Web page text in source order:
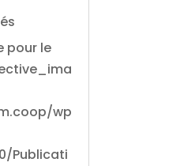
pour le
wp
Publicati